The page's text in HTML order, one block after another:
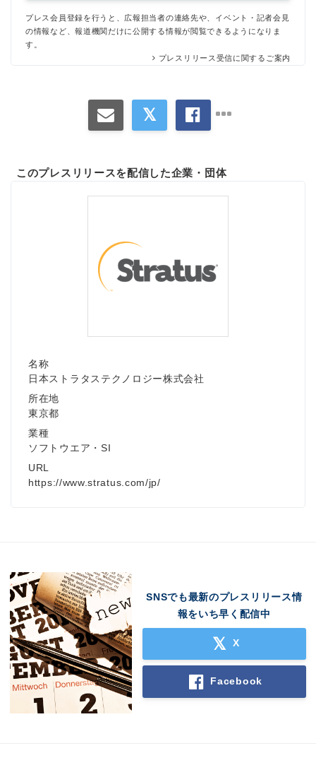
プレス会員登録を行うと、広報担当者の連絡先や、イベント・記者会見
の情報など、報道機関だけに公開する情報が閲覧できるようになりま
す。
プレスリリース受信に関するご案内
このプレスリリースを配信した企業・団体
名称
日本ストラタステクノロジー株式会社
所在地
東京都
業種
ソフトウエア・SI
URL
https://www.stratus.com/jp/
SNSでも最新のプレスリリース情
報をいち早く配信中
X
Facebook